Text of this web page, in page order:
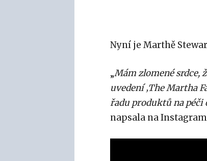
Nyní je Marthě
„Mám zlomené srdce,
uvedení ‚The Martha
řadu produktů na péči
napsala na